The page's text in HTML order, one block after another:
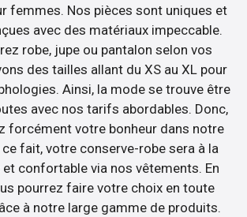
femmes. Nos pièces sont uniques et
avec des matériaux impeccable.
robe, jupe ou pantalon selon vos
des tailles allant du XS au XL pour
Ainsi, la mode se trouve être
avec nos tarifs abordables. Donc,
forcément votre bonheur dans notre
fait, votre conserve-robe sera à la
confortable via nos vêtements. En
pourrez faire votre choix en toute
à notre large gamme de produits.